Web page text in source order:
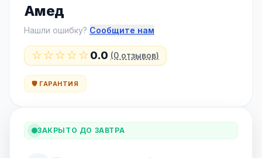
Амед
Нашли ошибку? Сообщите нам
☆☆☆☆☆0.0 (0 отзывов)
🛡️ ГАРАНТИЯ
ЗАКРЫТО ДО ЗАВТРА